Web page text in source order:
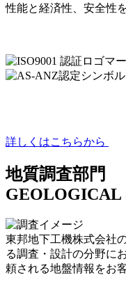
性能と経済性、安全性
詳しくはこちらから
地質調査部門
GEOLOGICAL
東邦地下工機株式会社
る調査・設計の分野に
頼される地盤情報をお